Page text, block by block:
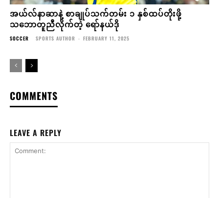
အယ်လ်နာဆာနဲ့ စာချုပ်သက်တမ်း ၁ နှစ်ထပ်တိုးဖို့
သဘောတူညီလိုက်တဲ့ ရော်နယ်ဒို
SOCCER SPORTS AUTHOR - FEBRUARY 11, 2025
COMMENTS
LEAVE A REPLY